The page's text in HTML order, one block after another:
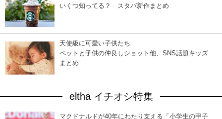
いくつ知ってる？ スタバ新作まとめ
天使級に可愛い子供たち
ペットと子供の仲良しショット他、SNS話題キッズ
まとめ
eltha イチオシ特集
マクドナルドが40年にわたり支える「小学生の甲子